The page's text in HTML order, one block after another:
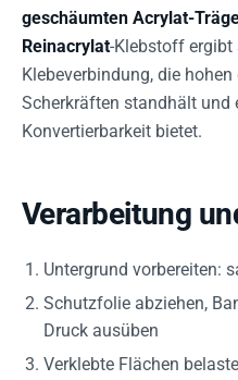
geschäumten Acrylat-
Reinacrylat-Klebstoff ergibt
Klebeverbindung, die
Scherkräften standhält und
Konvertierbarkeit bietet.
Verarbeitung
Untergrund vorbereiten:
Schutzfolie abziehen,
Druck ausüben
Verklebte Flächen